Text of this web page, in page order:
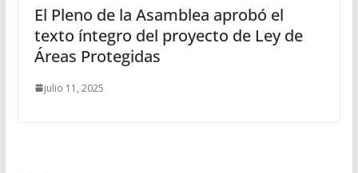
El Pleno de la Asamblea aprobó el
texto íntegro del proyecto de Ley de
Áreas Protegidas
julio 11, 2025